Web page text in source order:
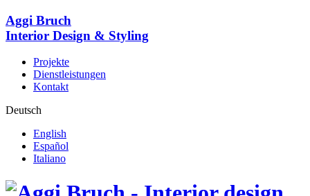
Aggi Bruch
Interior Design & Styling
Projekte
Dienstleistungen
Kontakt
Deutsch
English
Español
Italiano